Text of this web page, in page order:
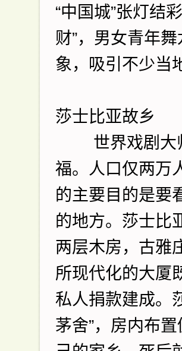
“中国城”张灯结
财”，男女青年
象，吸引不少当
莎士比亚故乡
世界戏剧
福。人口仅两万
的主要目的是要
的地方。莎士比
两层木房，古雅
所现代化的大厦
私人捐款建成。
茅舍”，房内布